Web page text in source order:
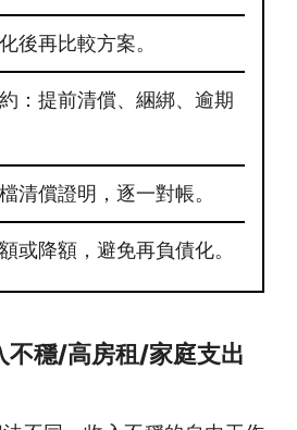
後再比較方案。
：提前清償、綑綁、逾期
清償證明，逐一對帳。
或降額，避免再負債化。
不穩/高房租/家庭支出